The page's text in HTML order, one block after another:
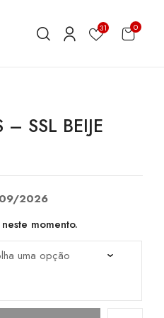
31 0
SSL BEIJE
2026
momento.